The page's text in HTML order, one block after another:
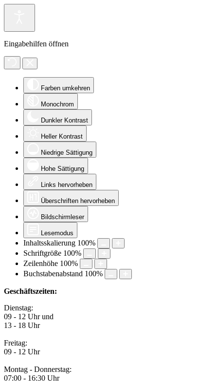
Eingabehilfen öffnen
Farben umkehren
Monochrom
Dunkler Kontrast
Heller Kontrast
Niedrige Sättigung
Hohe Sättigung
Links hervorheben
Überschriften hervorheben
Bildschirmleser
Lesemodus
Inhaltsskalierung 100%
Schriftgröße 100%
Zeilenhöhe 100%
Buchstabenabstand 100%
Geschäftszeiten:
Dienstag:
09 - 12 Uhr und
13 - 18 Uhr
Freitag:
09 - 12 Uhr
Montag - Donnerstag:
07:00 - 16:30 Uhr